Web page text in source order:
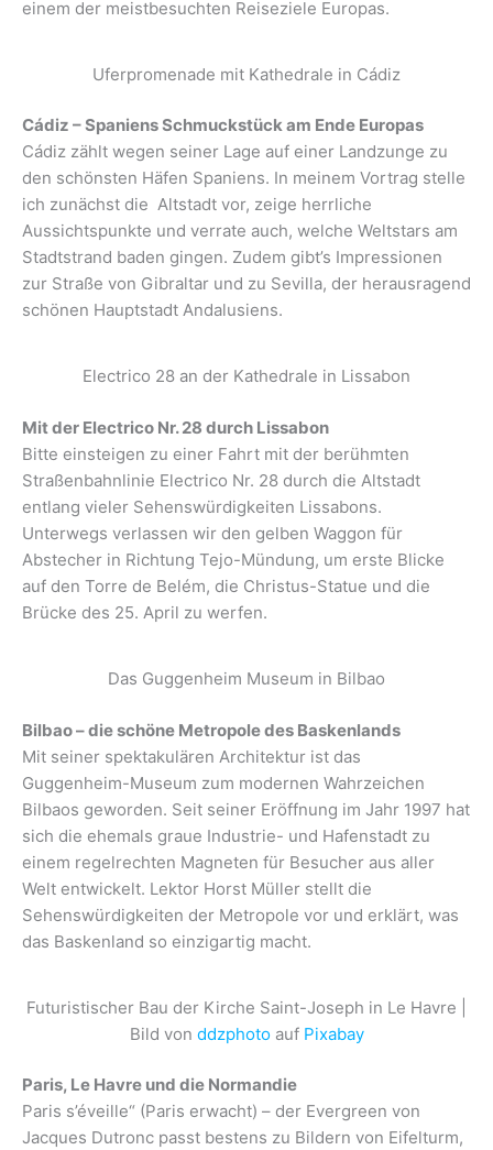
einem der meistbesuchten Reiseziele Europas.
Uferpromenade mit Kathedrale in Cádiz
Cádiz – Spaniens Schmuckstück am Ende Europas
Cádiz zählt wegen seiner Lage auf einer Landzunge zu
den schönsten Häfen Spaniens. In meinem Vortrag stelle
ich zunächst die Altstadt vor, zeige herrliche
Aussichtspunkte und verrate auch, welche Weltstars am
Stadtstrand baden gingen. Zudem gibt’s Impressionen
zur Straße von Gibraltar und zu Sevilla, der herausragend
schönen Hauptstadt Andalusiens.
Electrico 28 an der Kathedrale in Lissabon
Mit der Electrico Nr. 28 durch Lissabon
Bitte einsteigen zu einer Fahrt mit der berühmten
Straßenbahnlinie Electrico Nr. 28 durch die Altstadt
entlang vieler Sehenswürdigkeiten Lissabons.
Unterwegs verlassen wir den gelben Waggon für
Abstecher in Richtung Tejo-Mündung, um erste Blicke
auf den Torre de Belém, die Christus-Statue und die
Brücke des 25. April zu werfen.
Das Guggenheim Museum in Bilbao
Bilbao – die schöne Metropole des Baskenlands
Mit seiner spektakulären Architektur ist das
Guggenheim-Museum zum modernen Wahrzeichen
Bilbaos geworden. Seit seiner Eröffnung im Jahr 1997 hat
sich die ehemals graue Industrie- und Hafenstadt zu
einem regelrechten Magneten für Besucher aus aller
Welt entwickelt. Lektor Horst Müller stellt die
Sehenswürdigkeiten der Metropole vor und erklärt, was
das Baskenland so einzigartig macht.
Futuristischer Bau der Kirche Saint-Joseph in Le Havre |
Bild von ddzphotoauf Pixabay
Paris, Le Havre und die Normandie
Paris s’éveille“ (Paris erwacht) – der Evergreen von
Jacques Dutronc passt bestens zu Bildern von Eifelturm,